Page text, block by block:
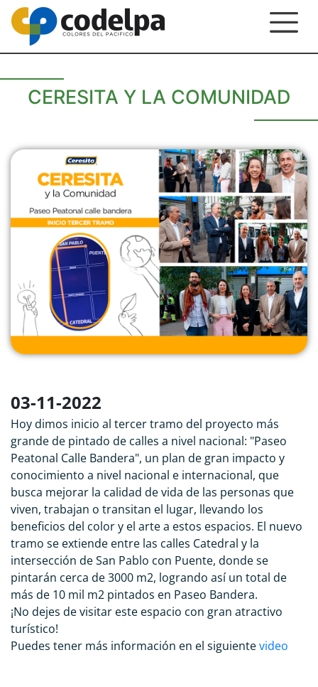
CERESITA Y LA COMUNIDAD
03-11-2022
Hoy dimos inicio al tercer tramo del proyecto más
grande de pintado de calles a nivel nacional: "Paseo
Peatonal Calle Bandera", un plan de gran impacto y
conocimiento a nivel nacional e internacional, que
busca mejorar la calidad de vida de las personas que
viven, trabajan o transitan el lugar, llevando los
beneficios del color y el arte a estos espacios. El nuevo
tramo se extiende entre las calles Catedral y la
intersección de San Pablo con Puente, donde se
pintarán cerca de 3000 m2, logrando así un total de
más de 10 mil m2 pintados en Paseo Bandera.
¡No dejes de visitar este espacio con gran atractivo
turístico!
Puedes tener más información en el siguientevideo